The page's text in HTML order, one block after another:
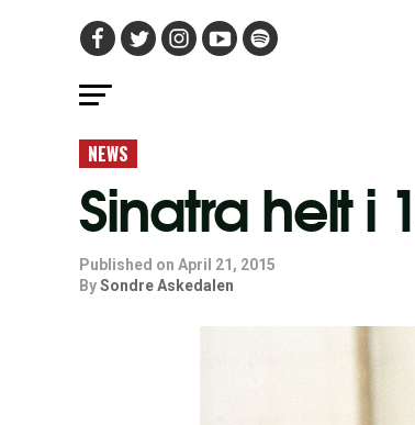
NEWS
Sinatra helt i
Published on April 21, 2015
BySondre Askedalen